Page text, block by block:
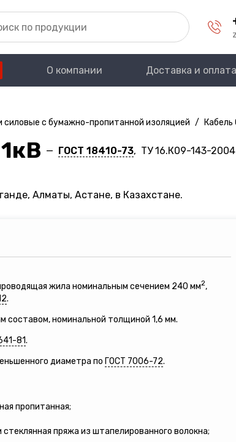
О компании Доставка и оплата
силовые с бумажно-пропитанной изоляцией / Кабель
— ГОСТ 18410-73, ТУ 16.К09-143-2004
Алматы, Астане, в Казахстане.
жила номинальным сечением 240 мм2,
.
составом, номинальной толщиной 1,6 мм.
81.
диаметра по ГОСТ 7006-72.
пропитанная;
пряжа из штапелированного волокна;